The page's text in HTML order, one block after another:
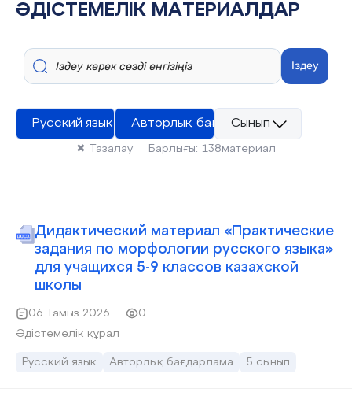
ӘДІСТЕМЕЛІК МАТЕРИАЛДАР
Іздеу
Русский язык Авторлық бағдарлама
Сынып
✖ Тазалау Барлығы: 138материал
Дидактический материал «Практические
задания по морфологии русского языка»
для учащихся 5-9 классов казахской
школы
06 Тамыз 2026
0
Әдістемелік құрал
Русский язык Авторлық бағдарлама 5 сынып